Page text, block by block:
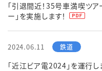
「引退間近！35号車満喫ツア
ー」を実施します！
2024.06.11
「近江ビア電2024」を運行し